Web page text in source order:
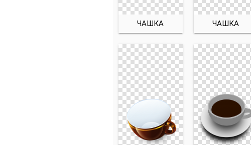
ЧАШКА ЧАШКА